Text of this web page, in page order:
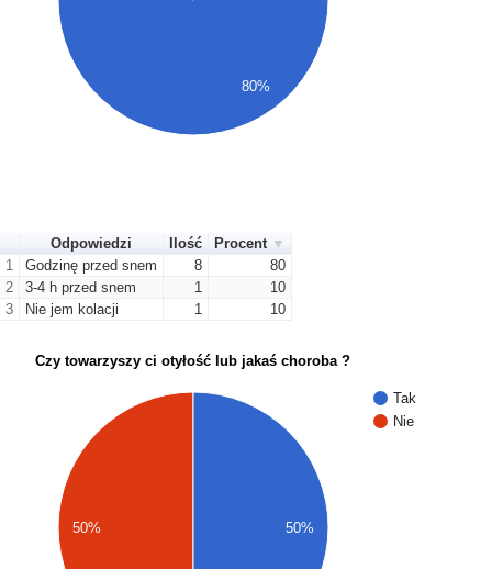
80%
Odpowiedzi Ilość
Procent
1
Godzinę przed snem 8
80
2
3-4 h przed snem 1
10
3
Nie jem kolacji 1 10
Czy towarzyszy ci otyłość lub jakaś choroba ?
Tak
Nie
50% 50%